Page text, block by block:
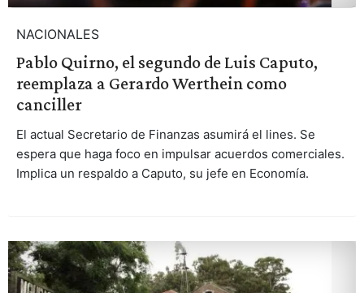
NACIONALES
Pablo Quirno, el segundo de Luis Caputo,
reemplaza a Gerardo Werthein como
canciller
El actual Secretario de Finanzas asumirá el lines. Se
espera que haga foco en impulsar acuerdos comerciales.
Implica un respaldo a Caputo, su jefe en Economía.